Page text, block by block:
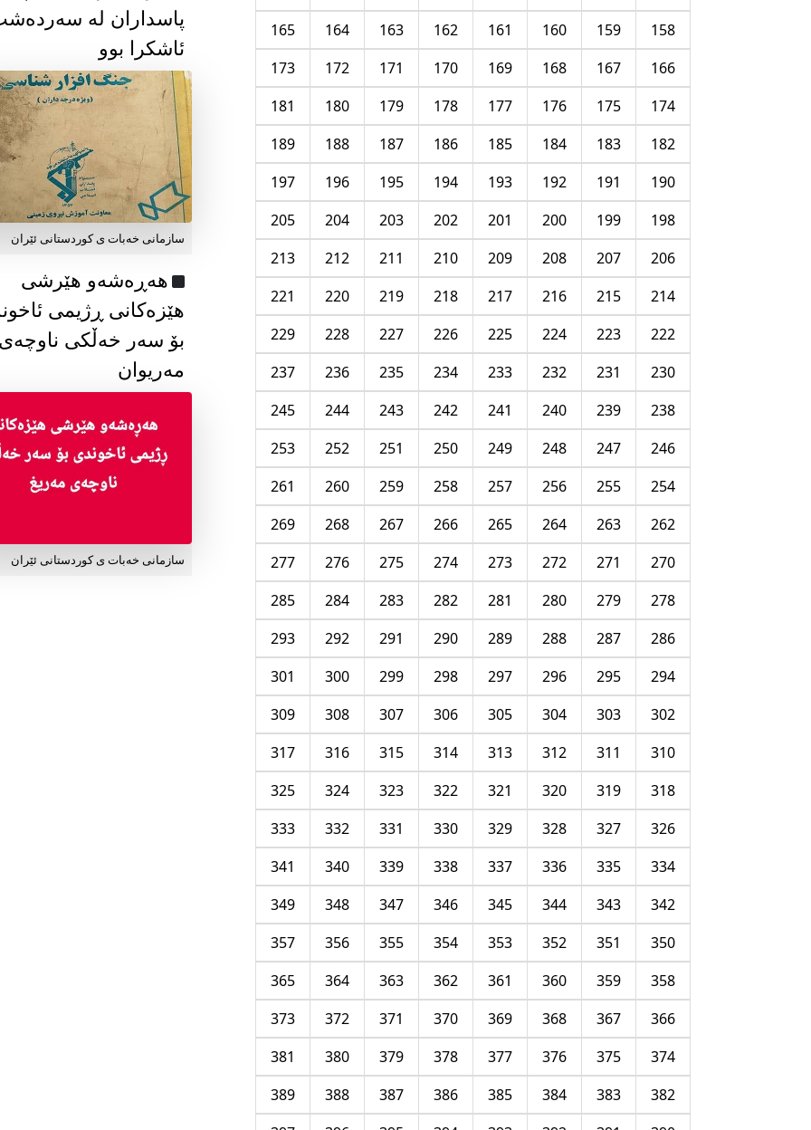
158
159
160
161
162
163
164
165
166
167
168
169
170
171
172
173
174
175
176
177
178
179
180
181
182
183
184
185
186
187
188
189
190
191
192
193
194
195
196
197
198
199
200
201
202
203
204
205
206
207
208
209
210
211
212
213
214
215
216
217
218
219
220
221
222
223
224
225
226
227
228
229
230
231
232
233
234
235
236
237
238
239
240
241
242
243
244
245
246
247
248
249
250
251
252
253
254
255
256
257
258
259
260
261
262
263
264
265
266
267
268
269
270
271
272
273
274
275
276
277
278
279
280
281
282
283
284
285
286
287
288
289
290
291
292
293
294
295
296
297
298
299
300
301
302
303
304
305
306
307
308
309
310
311
312
313
314
315
316
317
318
319
320
321
322
323
324
325
326
327
328
329
330
331
332
333
334
335
336
337
338
339
340
341
342
343
344
345
346
347
348
349
350
351
352
353
354
355
356
357
358
359
360
361
362
363
364
365
366
367
368
369
370
371
372
373
374
375
376
377
378
379
380
381
382
383
384
385
386
387
388
389
پاسداران لە
ئاشکرا بوو
سازمانی خەبات ی كوردستانی ئێران
هەڕەشەو هێرشی
هێزەکانی ڕژیمی
بۆ سەر خەڵکی
مەریوان
سازمانی خەبات ی کوردستانی ئێران